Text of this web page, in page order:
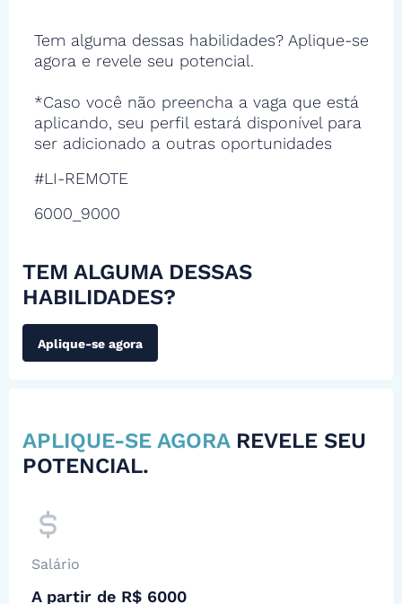
Tem alguma dessas habilidades? Aplique-se
agora e revele seu potencial.
*Caso você não preencha a vaga que está
aplicando, seu perfil estará disponível para
ser adicionado a outras oportunidades
#LI-REMOTE
6000_9000
TEM ALGUMA DESSAS
HABILIDADES?
Aplique-se agora
APLIQUE-SE AGORA REVELE SEU
POTENCIAL.
Salário
A partir de R$ 6000